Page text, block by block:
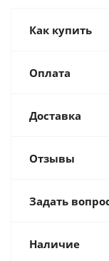
Как купить
Оплата
Доставка
Отзывы
Задать
Наличие